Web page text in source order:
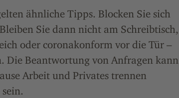
ähnliche Tipps. Blocken Sie sich
Sie dann nicht am Schreibtisch,
oder coronakonform vor die Tür –
Die Beantwortung von Anfragen kann
Arbeit und Privates trennen